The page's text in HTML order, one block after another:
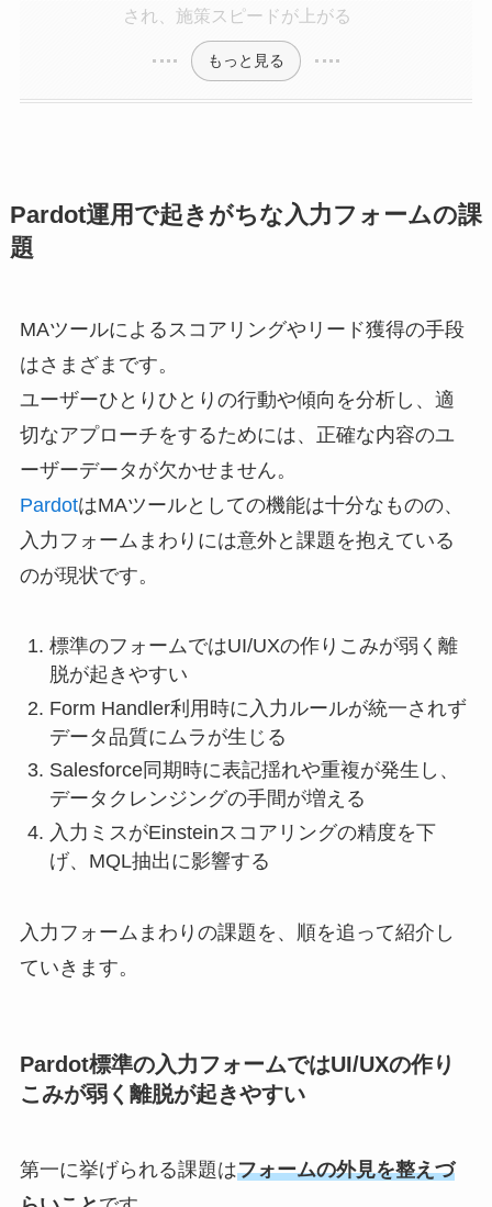
され、施策スピードが上がる
もっと見る
Pardot運用で起きがちな入力フォームの課
題
MAツールによるスコアリングやリード獲得の手段
はさまざまです。
ユーザーひとりひとりの行動や傾向を分析し、適
切なアプローチをするためには、正確な内容のユ
ーザーデータが欠かせません。
PardotはMAツールとしての機能は十分なものの、
入力フォームまわりには意外と課題を抱えている
のが現状です。
標準のフォームではUI/UXの作りこみが弱く離
脱が起きやすい
Form Handler利用時に入力ルールが統一されず
データ品質にムラが生じる
Salesforce同期時に表記揺れや重複が発生し、
データクレンジングの手間が増える
入力ミスがEinsteinスコアリングの精度を下
げ、MQL抽出に影響する
入力フォームまわりの課題を、順を追って紹介し
ていきます。
Pardot標準の入力フォームではUI/UXの作り
こみが弱く離脱が起きやすい
第一に挙げられる課題はフォームの外見を整えづ